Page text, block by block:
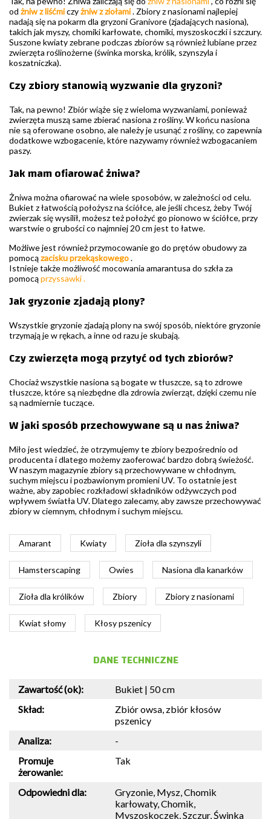
od żniw z liśćmiczyżniw z ziołami. Zbiory z nasionami najlepiej
nadają się na pokarm dla gryzoni Granivore (zjadających nasiona),
takich jak myszy, chomiki karłowate, chomiki, myszoskoczki i szczury.
Suszone kwiaty zebrane podczas zbiorów są również lubiane przez
zwierzęta roślinożerne (świnka morska, królik, szynszyla i
koszatniczka).
Czy zbiory stanowią wyzwanie dla gryzoni?
Tak, na pewno! Zbiór wiąże się z wieloma wyzwaniami, ponieważ
zwierzęta muszą same zbierać nasiona z rośliny. W końcu nasiona
nie są oferowane osobno, ale należy je usunąć z rośliny, co zapewnia
dodatkowe wzbogacenie, które nazywamy również wzbogacaniem
paszy.
Jak mam ofiarować żniwa?
Żniwa można ofiarować na wiele sposobów, w zależności od celu.
Bukiet z łatwością położysz na ściółce, ale jeśli chcesz, żeby Twój
zwierzak się wysilił, możesz też położyć go pionowo w ściółce, przy
warstwie o grubości co najmniej 20 cm jest to łatwe.
Możliwe jest również przymocowanie go do prętów obudowy za
pomocązacisku przekąskowego.
Istnieje także możliwość mocowania amarantusa do szkła za
pomocąprzyssawki.
Jak gryzonie zjadają plony?
Wszystkie gryzonie zjadają plony na swój sposób, niektóre gryzonie
trzymają je w rękach, a inne od razu je skubają.
Czy zwierzęta mogą przytyć od tych zbiorów?
Chociaż wszystkie nasiona są bogate w tłuszcze, są to zdrowe
tłuszcze, które są niezbędne dla zdrowia zwierząt, dzięki czemu nie
są nadmiernie tuczące.
W jaki sposób przechowywane są u nas żniwa?
Miło jest wiedzieć, że otrzymujemy te zbiory bezpośrednio od
producenta i dlatego możemy zaoferować bardzo dobrą świeżość.
W naszym magazynie zbiory są przechowywane w chłodnym,
suchym miejscu i pozbawionym promieni UV. To ostatnie jest
ważne, aby zapobiec rozkładowi składników odżywczych pod
wpływem światła UV. Dlatego zalecamy, aby zawsze przechowywać
zbiory w ciemnym, chłodnym i suchym miejscu.
Amarant Kwiaty Zioła dla szynszyli
Hamsterscaping Owies Nasiona dla kanarków
Zioła dla królików Zbiory Zbiory z nasionami
Kwiat słomy Kłosy pszenicy
DANE TECHNICZNE
Zawartość (ok):
Bukiet | 50 cm
Skład:
Zbiór owsa, zbiór kłosów
pszenicy
Analiza:
-
Promuje
żerowanie:
Tak
Odpowiedni dla:
Gryzonie, Mysz, Chomik
karłowaty, Chomik,
Myszoskoczek, Szczur, Świnka